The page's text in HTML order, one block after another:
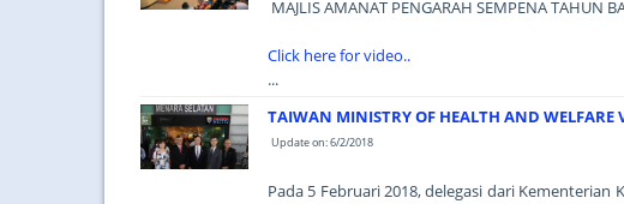
MAJLIS AMANAT PENGARAH SEMPENA TAHUN
Click here for video..
...
TAIWAN MINISTRY OF HEALTH AND WELFARE
Update on: 6/2/2018
Pada 5 Februari 2018, delegasi dari